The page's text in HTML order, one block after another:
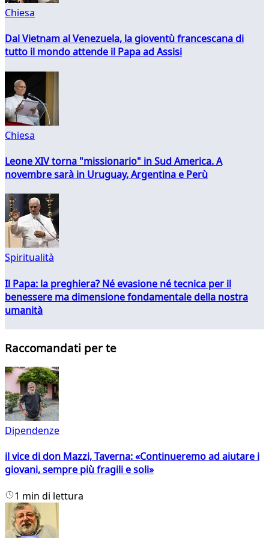
Chiesa
Dal Vietnam al Venezuela, la gioventù francescana di
tutto il mondo attende il Papa ad Assisi
Chiesa
Leone XIV torna "missionario" in Sud America. A
novembre sarà in Uruguay, Argentina e Perù
Spiritualità
Il Papa: la preghiera? Né evasione né tecnica per il
benessere ma dimensione fondamentale della nostra
umanità
Raccomandati per te
Dipendenze
il vice di don Mazzi, Taverna: «Continueremo ad aiutare i
giovani, sempre più fragili e soli»
1 min di lettura